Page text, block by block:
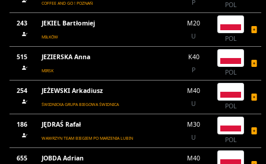
COFFEE AND GO ! POZNAŃ
P
POL
243 JEKIEL Bartłomiej
MIŁKÓW
M20
U
POL
515 JEZIERSKA Anna
MIRSK
K40
P
POL
254 JEŻEWSKI Arkadiusz
ŚWIDNICKA GRUPA BIEGOWA ŚWIDNICA
M40
U
POL
186 JĘDRAŚ Rafał
WAWRZYN TEAM BIEGIEM PO MARZENIA LUBIN
M30
U
POL
655 JOBDA Adrian
M40